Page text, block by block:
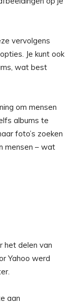
vervolgens
Je kunt ook
wat best
om mensen
albums te
foto’s zoeken
mensen – wat
het delen van
Yahoo werd
aan